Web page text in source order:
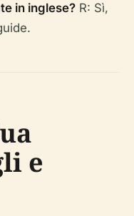
in inglese? R: Sì,
e